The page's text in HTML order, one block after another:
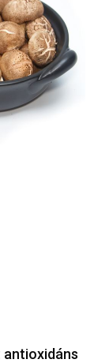
antioxidáns